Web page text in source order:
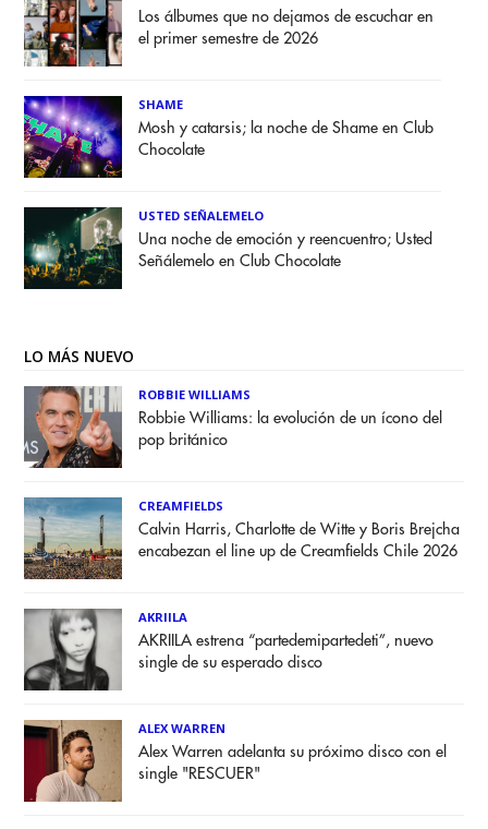
Los álbumes que no dejamos de escuchar en
el primer semestre de 2026
SHAME
Mosh y catarsis; la noche de Shame en Club
Chocolate
USTED SEÑALEMELO
Una noche de emoción y reencuentro; Usted
Señálemelo en Club Chocolate
LO MÁS NUEVO
ROBBIE WILLIAMS
Robbie Williams: la evolución de un ícono del
pop británico
CREAMFIELDS
Calvin Harris, Charlotte de Witte y Boris Brejcha
encabezan el line up de Creamfields Chile 2026
AKRIILA
AKRIILA estrena “partedemipartedeti”, nuevo
single de su esperado disco
ALEX WARREN
Alex Warren adelanta su próximo disco con el
single "RESCUER"